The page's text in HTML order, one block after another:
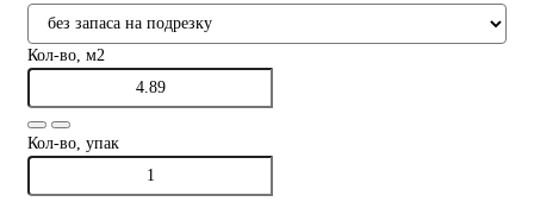
Кол-во, м2
Кол-во, упак